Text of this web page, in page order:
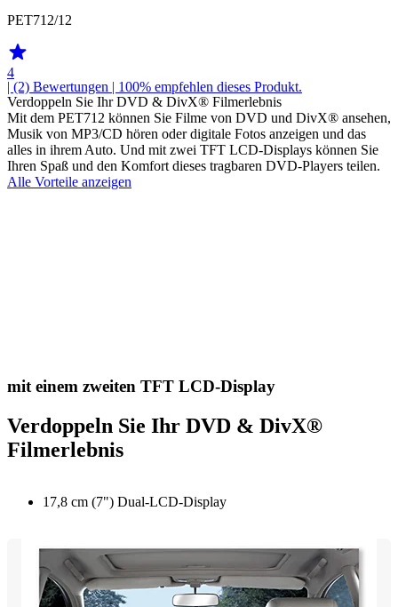
PET712/12
4
| (2) Bewertungen | 100% empfehlen dieses Produkt.
Verdoppeln Sie Ihr DVD & DivX® Filmerlebnis
Mit dem PET712 können Sie Filme von DVD und DivX® ansehen,
Musik von MP3/CD hören oder digitale Fotos anzeigen und das
alles in ihrem Auto. Und mit zwei TFT LCD-Displays können Sie
Ihren Spaß und den Komfort dieses tragbaren DVD-Players teilen.
Alle Vorteile anzeigen
mit einem zweiten TFT LCD-Display
Verdoppeln Sie Ihr DVD & DivX®
Filmerlebnis
17,8 cm (7") Dual-LCD-Display